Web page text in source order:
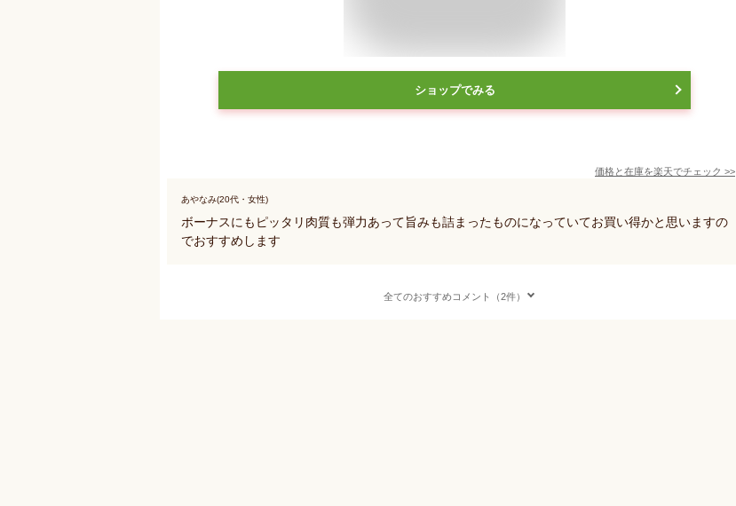
ショップでみる
価格と在庫を楽天でチェック >>
あやなみ(20代・女性)
ボーナスにもピッタリ肉質も弾力あって旨みも詰まったものになっていてお買い得かと思いますの
でおすすめします
全てのおすすめコメント（2件）